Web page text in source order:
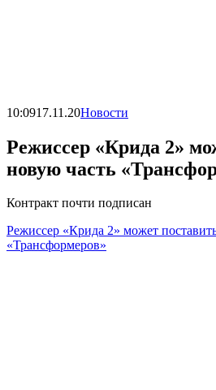
10:0917.11.20Новости
Режиссер «Крида 2»
новую часть
Контракт почти подписан
Режиссер «Крида 2» может
«Трансформеров»